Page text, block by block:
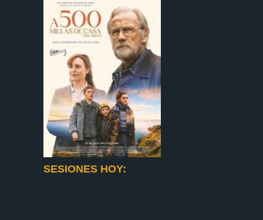
SESIONES HOY: